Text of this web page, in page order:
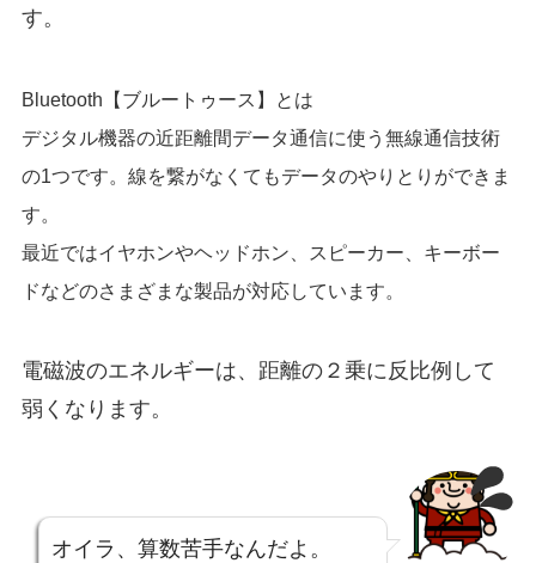
す。
Bluetooth【ブルートゥース】とは
デジタル機器の近距離間データ通信に使う無線通信技術
の1つです。線を繋がなくてもデータのやりとりができま
す。
最近ではイヤホンやヘッドホン、スピーカー、キーボー
ドなどのさまざまな製品が対応しています。
電磁波のエネルギーは、距離の２乗に反比例して
弱くなります。
オイラ、算数苦手なんだよ。